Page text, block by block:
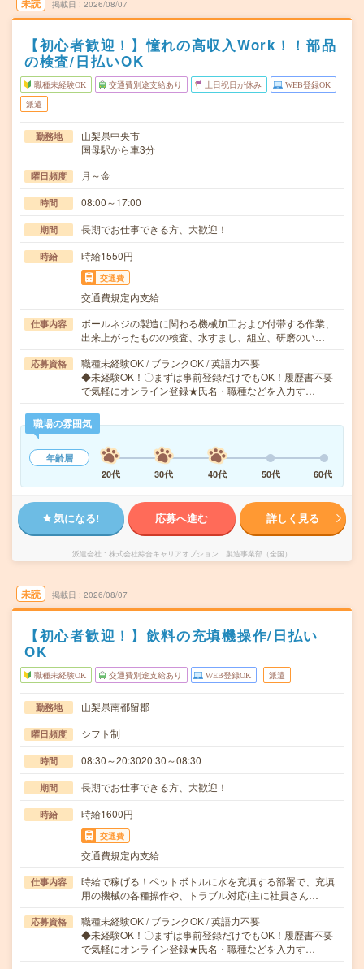
未読 掲載日 2026/08/07
【初心者歓迎！】憧れの高収入Work！！部品
の検査/日払いOK
職種未経験OK 交通費別途支給あり 土日祝日が休み WEB登録OK
派遣
勤務地
山梨県中央市
国母駅から車3分
曜日頻度 月～金
時間 08:00～17:00
期間 長期でお仕事できる方、大歓迎！
時給 時給1550円
交通費
交通費規定内支給
仕事内容
ボールネジの製造に関わる機械加工および付帯する作業、
出来上がったものの検査、水すまし、組立、研磨のい…
応募資格
職種未経験OK / ブランクOK / 英語力不要
◆未経験OK！〇まずは事前登録だけでもOK！履歴書不要
で気軽にオンライン登録★氏名・職種などを入力す…
職場の雰囲気
年齢層
20代
30代 40代 50代 60代
気になる! 応募へ進む 詳しく見る
派遣会社 株式会社綜合キャリアオプション 製造事業部（全国）
未読 掲載日 2026/08/07
【初心者歓迎！】飲料の充填機操作/日払い
OK
職種未経験OK 交通費別途支給あり WEB登録OK 派遣
勤務地 山梨県南都留郡
曜日頻度 シフト制
時間 08:30～20:3020:30～08:30
期間 長期でお仕事できる方、大歓迎！
時給 時給1600円
交通費
交通費規定内支給
仕事内容
時給で稼げる！ペットボトルに水を充填する部署で、充填
用の機械の各種操作や、トラブル対応(主に社員さん…
応募資格
職種未経験OK / ブランクOK / 英語力不要
◆未経験OK！〇まずは事前登録だけでもOK！履歴書不要
で気軽にオンライン登録★氏名・職種などを入力す…